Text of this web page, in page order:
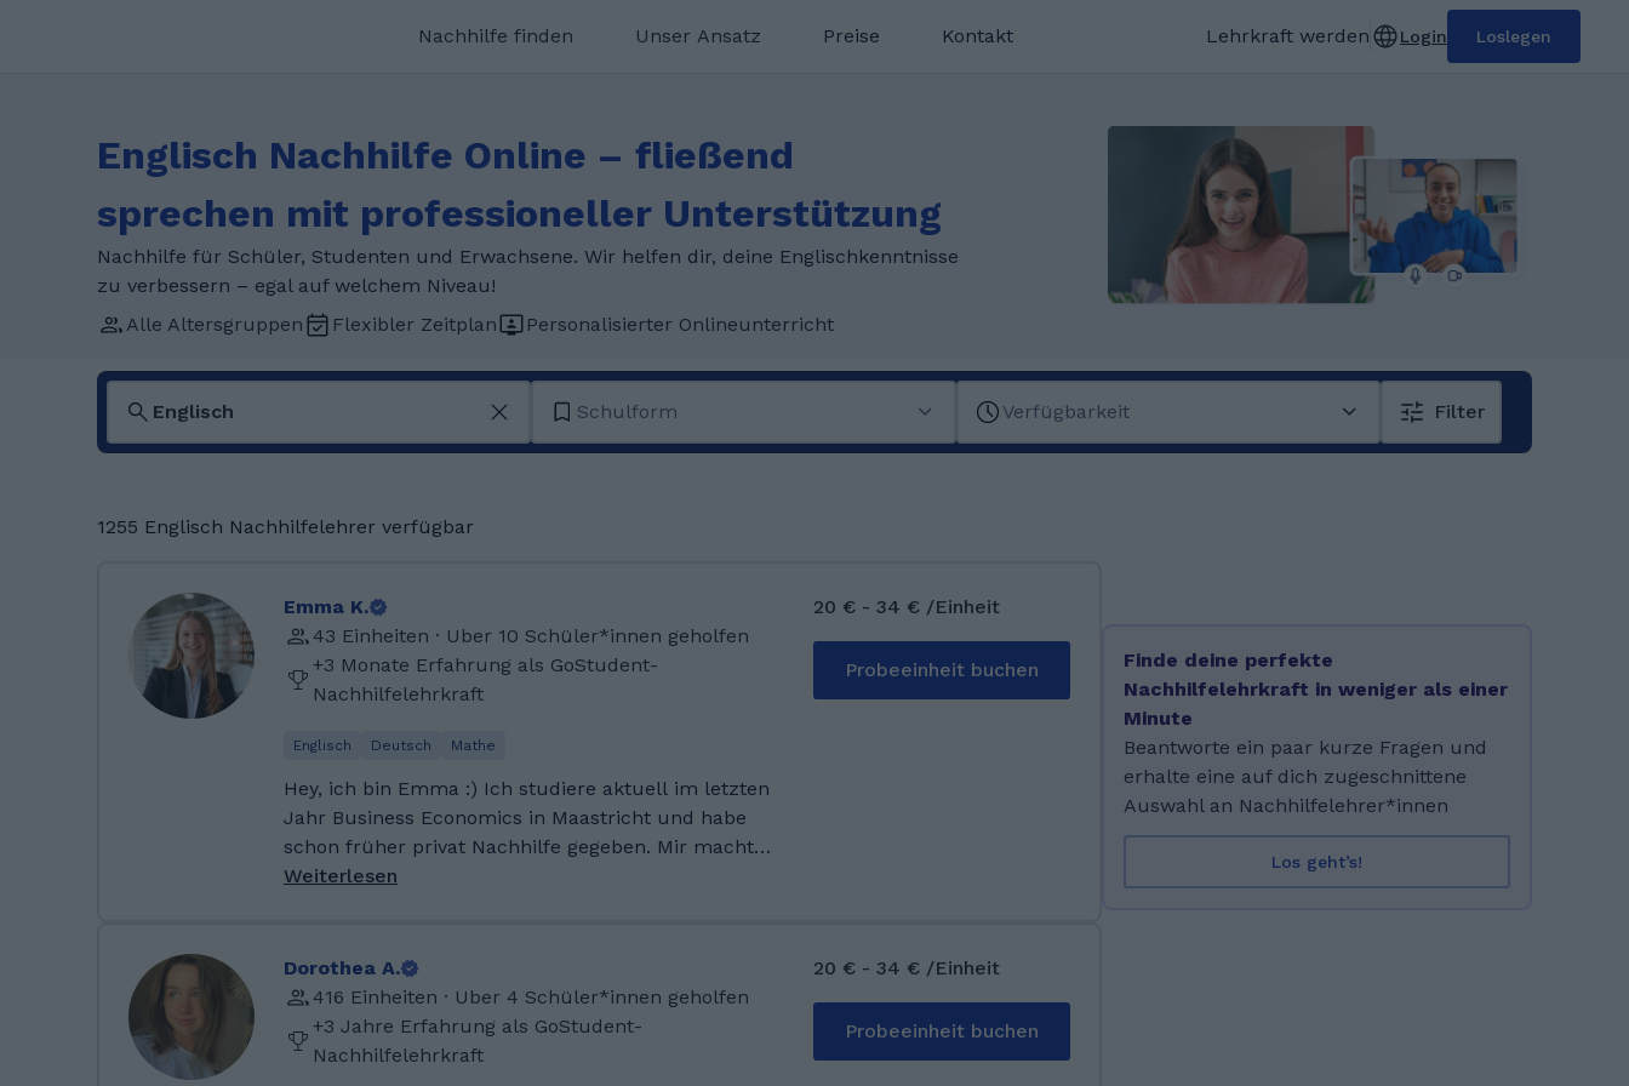
Nachhilfe finden Unser Ansatz Preise Kontakt Lehrkraft werden Login Loslegen
Englisch Nachhilfe Online – fließend
sprechen mit professioneller Unterstützung
Nachhilfe für Schüler, Studenten und Erwachsene. Wir helfen dir, deine Englischkenntnisse
zu verbessern – egal auf welchem Niveau!
Alle Altersgruppen
Flexibler Zeitplan Personalisierter Onlineunterricht
Schulform Verfügbarkeit Filter
1255 Englisch Nachhilfelehrer verfügbar
Emma K.
43 Einheiten · Uber 10 Schüler*innen geholfen
+3 Monate Erfahrung als GoStudent-
Nachhilfelehrkraft
Englisch Deutsch Mathe
Hey, ich bin Emma :) Ich studiere aktuell im letzten
Jahr Business Economics in Maastricht und habe
schon früher privat Nachhilfe gegeben. Mir macht
es total Spaß, mit Kindern zu arbeiten und sie beim
die ersten Fortschritte kommen und das
Selbstvertrauen wächst. Mir ist wichtig, dass die
Inhalte wirklich verstanden werden und nicht nur
auswendig gelernt werden. Jeder lernt anders,
Weiterlesen
20 € - 34 € /Einheit
Probeeinheit buchen
Dorothea A.
416 Einheiten · Uber 4 Schüler*innen geholfen
+3 Jahre Erfahrung als GoStudent-
Nachhilfelehrkraft
20 € - 34 € /Einheit
Probeeinheit buchen
Finde deine perfekte
Nachhilfelehrkraft in weniger als einer
Minute
Beantworte ein paar kurze Fragen und
erhalte eine auf dich zugeschnittene
Auswahl an Nachhilfelehrer*innen
Los geht’s!